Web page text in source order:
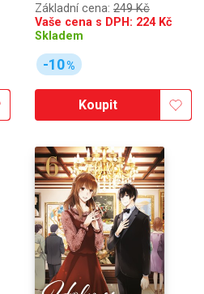
Základní cena: 249 Kč
Vaše cena s DPH: 224Kč
Skladem
-10%
Koupit